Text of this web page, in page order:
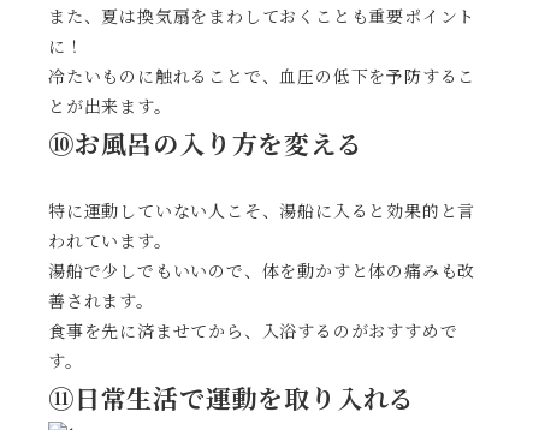
また、夏は換気扇をまわしておくことも重要ポイント
に！
冷たいものに触れることで、血圧の低下を予防するこ
とが出来ます。
⑩お風呂の入り方を変える
特に運動していない人こそ、湯船に入ると効果的と言
われています。
湯船で少しでもいいので、体を動かすと体の痛みも改
善されます。
食事を先に済ませてから、入浴するのがおすすめで
す。
⑪日常生活で運動を取り入れる